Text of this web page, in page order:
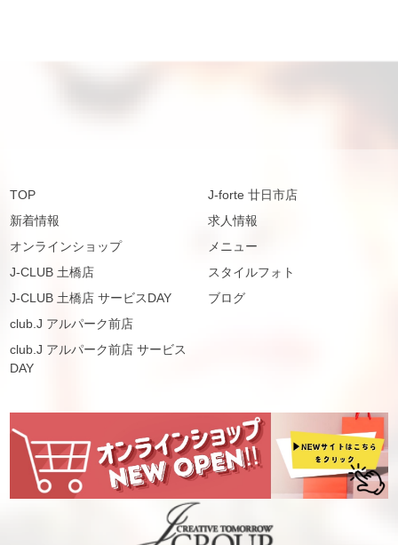
TOP
新着情報
オンラインショップ
J-CLUB 土橋店
J-CLUB 土橋店 サービスDAY
club.J アルパーク前店
club.J アルパーク前店 サービス
DAY
J-forte 廿日市店
求人情報
メニュー
スタイルフォト
ブログ